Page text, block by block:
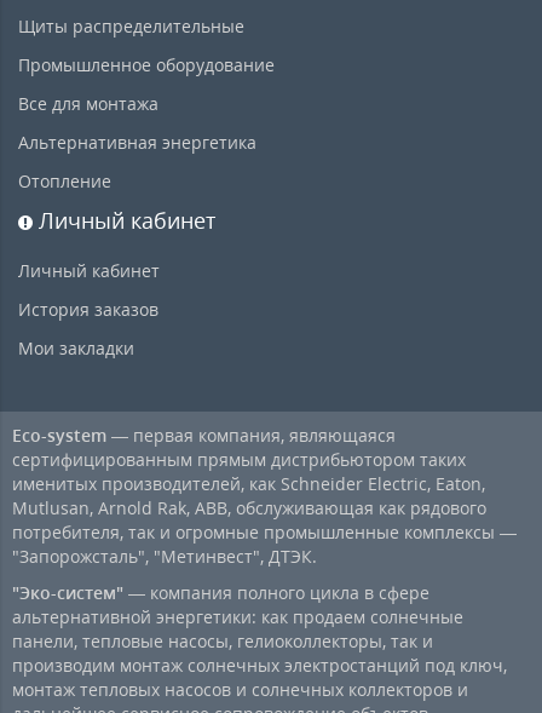
Щиты распределительные
Промышленное оборудование
Все для монтажа
Альтернативная энергетика
Отопление
Личный кабинет
Личный кабинет
История заказов
Мои закладки
Eco-system — первая компания, являющаяся
сертифицированным прямым дистрибьютором таких
именитых производителей, как Schneider Electric, Eaton,
Mutlusan, Arnold Rak, ABB, обслуживающая как рядового
потребителя, так и огромные промышленные комплексы —
"Запорожсталь", "Метинвест", ДТЭК.
"Эко-систем" — компания полного цикла в сфере
альтернативной энергетики: как продаем солнечные
панели, тепловые насосы, гелиоколлекторы, так и
производим монтаж солнечных электростанций под ключ,
монтаж тепловых насосов и солнечных коллекторов и